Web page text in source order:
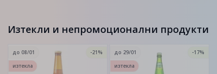
Изтекли и непромоционални продукти
до 08/01
-21%
изтекла
до 29/01
-17%
изтекла